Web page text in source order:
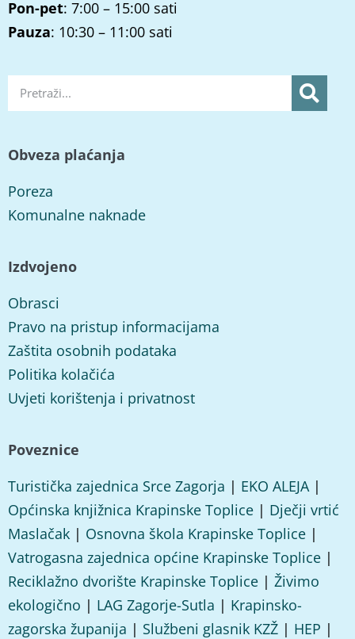
Pon-pet: 7:00 – 15:00 sati
Pauza: 10:30 – 11:00 sati
Obveza plaćanja
Poreza
Komunalne naknade
Izdvojeno
Obrasci
Pravo na pristup informacijama
Zaštita osobnih podataka
Politika kolačića
Uvjeti korištenja i privatnost
Poveznice
Turistička zajednica Srce Zagorja | EKO ALEJA|
Općinska knjižnica Krapinske Toplice | Dječji vrtić
Maslačak | Osnovna škola Krapinske Toplice |
Vatrogasna zajednica općine Krapinske Toplice |
Reciklažno dvorište Krapinske Toplice | Živimo
ekologično | LAG Zagorje-Sutla | Krapinsko-
zagorska županija | Službeni glasnik KZŽ | HEP |